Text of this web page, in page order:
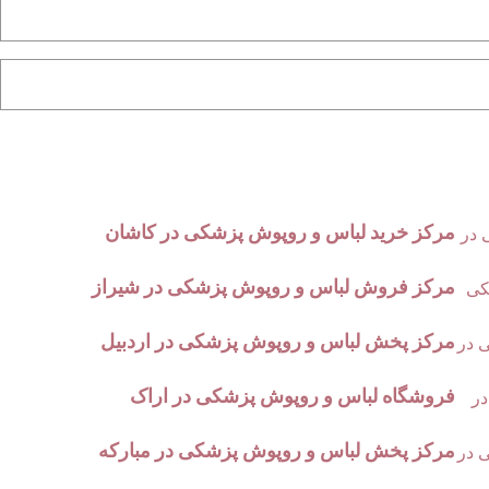
مرکز خرید لباس و روپوش پزشکی در کاشان
مرکز فروش لباس و روپوش پزشکی در شیراز
مرکز پخش لباس و روپوش پزشکی در اردبیل
فروشگاه لباس و روپوش پزشکی در اراک
مرکز پخش لباس و روپوش پزشکی در مبارکه